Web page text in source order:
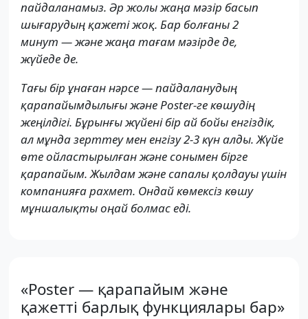
пайдаланамыз. Әр жолы жаңа мәзір басып
шығарудың қажеті жоқ. Бар болғаны 2
минут — және жаңа тағам мәзірде де,
жүйеде де.
Тағы бір ұнаған нәрсе — пайдаланудың
қарапайымдылығы және Poster-ге көшудің
жеңілдігі. Бұрынғы жүйені бір ай бойы енгіздік,
ал мұнда зерттеу мен енгізу 2-3 күн алды. Жүйе
өте ойластырылған және сонымен бірге
қарапайым. Жылдам және сапалы қолдауы үшін
компанияға рахмет. Ондай көмексіз көшу
мұншалықты оңай болмас еді.
«Poster — қарапайым және
қажетті барлық функциялары бар»